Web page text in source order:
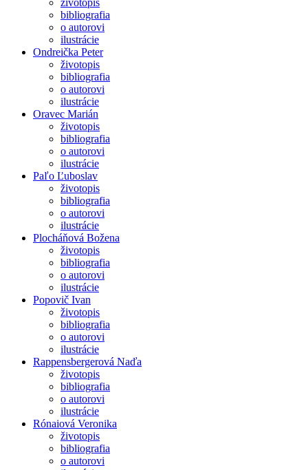
životopis
bibliografia
o autorovi
ilustrácie
Ondreička Peter
životopis
bibliografia
o autorovi
ilustrácie
Oravec Marián
životopis
bibliografia
o autorovi
ilustrácie
Paľo Ľuboslav
životopis
bibliografia
o autorovi
ilustrácie
Plocháňová Božena
životopis
bibliografia
o autorovi
ilustrácie
Popovič Ivan
životopis
bibliografia
o autorovi
ilustrácie
Rappensbergerová Naďa
životopis
bibliografia
o autorovi
ilustrácie
Rónaiová Veronika
životopis
bibliografia
o autorovi